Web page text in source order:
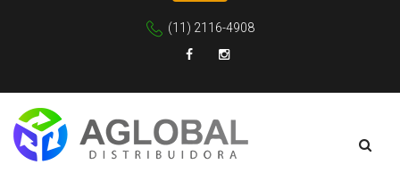
(11) 2116-4908